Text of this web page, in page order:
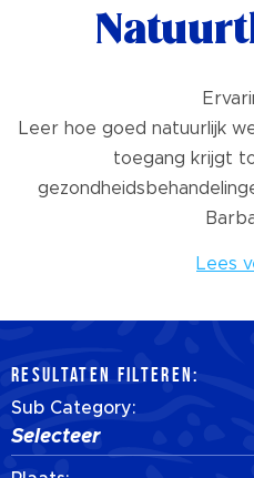
Leer hoe goed natuurlijk
toegang krijgt
Lees
RESULTATEN FILTEREN:
Sub Category:
Selecteer